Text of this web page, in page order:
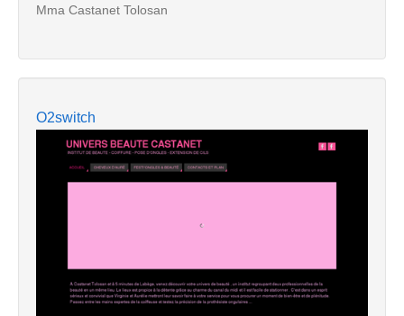
Mma Castanet Tolosan
O2switch